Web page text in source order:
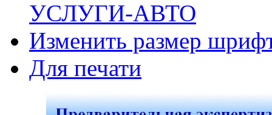
УСЛУГИ-АВТО
Изменить размер
Для печати